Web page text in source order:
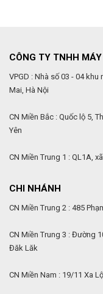
CÔNG TY TNHH
VPGD : Nhà số 03 - 04
Mai, Hà Nội
CN Miền Bắc : Quốc lộ 5,
Yên
CN Miền Trung 1 : QL1A,
CHI NHÁNH
CN Miền Trung 2 : 485
CN Miền Trung 3 : Đường
Đăk Lăk
CN Miền Nam : 19/11 Xa